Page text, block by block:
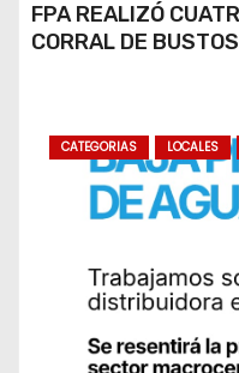
FPA REALIZÓ
CORRAL DE
CATEGORIAS LOCALES